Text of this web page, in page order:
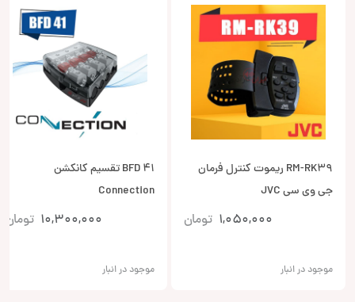
RM-RK39 ریموت کنترل فرمان
جی وی سی JVC
1,050,000 تومان
موجود در انبار
BFD 41 تقسیم کانکشن
Connection
10,300,000 تومان
موجود در انبار